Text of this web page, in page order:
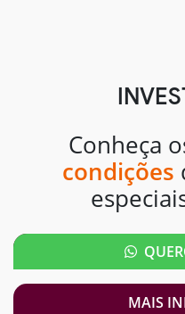
Conheça
condições
MAIS